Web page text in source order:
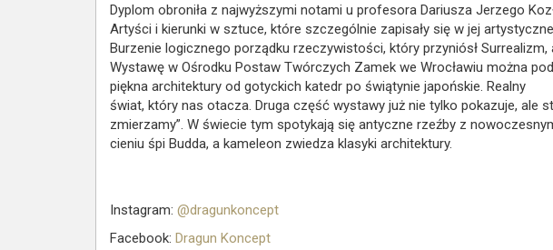
Dyplom obroniła z najwyższymi notami u profesora Dariusza Jerzego
Artyści i kierunki w sztuce, które szczególnie zapisały się w jej
Burzenie logicznego porządku rzeczywistości, który przyniósł
Wystawę w Ośrodku Postaw Twórczych Zamek we Wrocławiu można
piękna architektury od gotyckich katedr po świątynie japońskie. Realny
świat, który nas otacza. Druga część wystawy już nie tylko pokazuje, ale
zmierzamy”. W świecie tym spotykają się antyczne rzeźby z
cieniu śpi Budda, a kameleon zwiedza klasyki architektury.
Instagram: @dragunkoncept
Facebook: Dragun Koncept